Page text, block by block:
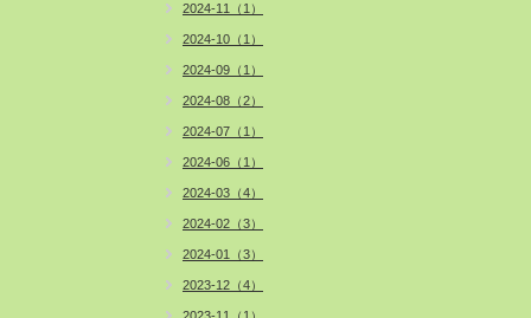
2024-11（1）
2024-10（1）
2024-09（1）
2024-08（2）
2024-07（1）
2024-06（1）
2024-03（4）
2024-02（3）
2024-01（3）
2023-12（4）